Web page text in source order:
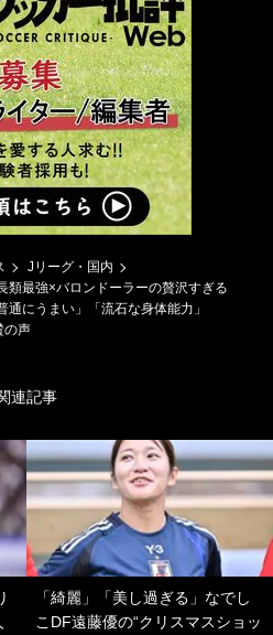
Jリーグ・国内
類最強×バロンドーラーの贅沢すぎる
にうまい」「流石な身体能力」
の声
連記事
「綺麗」「美し過ぎる」なでし
こDF遠藤優の“クリスマスショッ